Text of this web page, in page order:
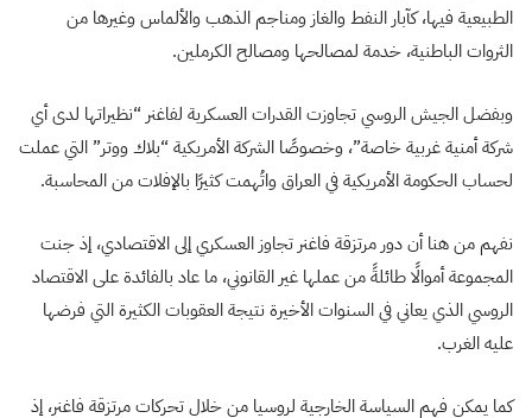
الطبيعية فيها، كآبار النفط والغاز ومناجم الذهب والألماس وغيرها من
الثروات الباطنية، خدمة لمصالحها ومصالح الكرملين.
وبفضل الجيش الروسي تجاوزت القدرات العسكرية لفاغنر “نظيراتها لدى أي
شركة أمنية غربية خاصة”، وخصوصًا الشركة الأمريكية “بلاك ووتر” التي عملت
لحساب الحكومة الأمريكية في العراق واتُهمت كثيرًا بالإفلات من المحاسبة.
نفهم من هنا أن دور مرتزقة فاغنر تجاوز العسكري إلى الاقتصادي، إذ جنت
المجموعة أموالًا طائلةً من عملها غير القانوني، ما عاد بالفائدة على الاقتصاد
الروسي الذي يعاني في السنوات الأخيرة نتيجة العقوبات الكثيرة التي فرضها
عليه الغرب.
كما يمكن فهم السياسة الخارجية لروسيا من خلال تحركات مرتزقة فاغنر، إذ